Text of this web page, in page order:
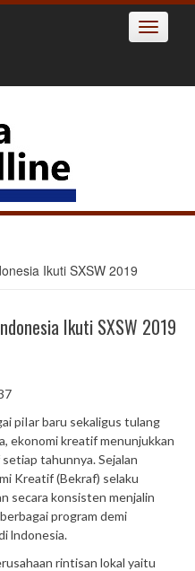
Toggle
Ikuti SXSW 2019
Ikuti SXSW 2019
piIar baru sekaligus tulang
ekonomi kreatif menunjukkan
tahunnya. Sejalan
Kreatif (Bekraf) selaku
secara konsisten menjalin
program demi
lndonesia.
rintisan lokal yaitu